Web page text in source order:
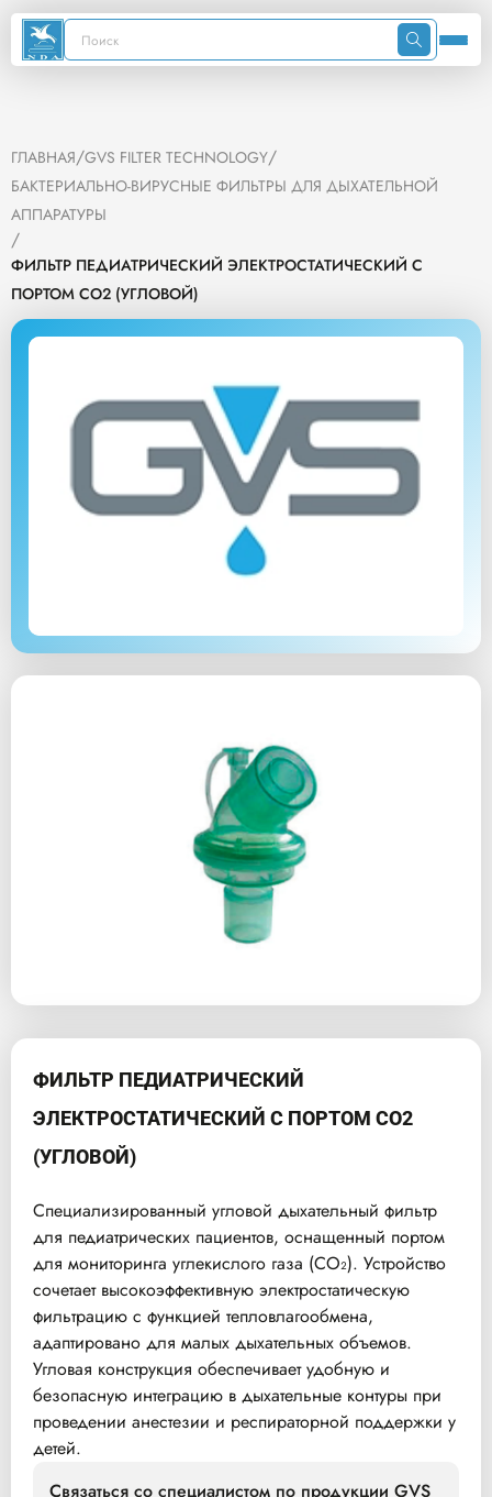
ГЛАВНАЯ/GVS FILTER TECHNOLOGY/
БАКТЕРИАЛЬНО-ВИРУСНЫЕ ФИЛЬТРЫ ДЛЯ ДЫХАТЕЛЬНОЙ
АППАРАТУРЫ
/
ФИЛЬТР ПЕДИАТРИЧЕСКИЙ ЭЛЕКТРОСТАТИЧЕСКИЙ С
ПОРТОМ CO2 (УГЛОВОЙ)
ФИЛЬТР ПЕДИАТРИЧЕСКИЙ
ЭЛЕКТРОСТАТИЧЕСКИЙ С ПОРТОМ CO2
(УГЛОВОЙ)
Специализированный угловой дыхательный фильтр
для педиатрических пациентов, оснащенный портом
для мониторинга углекислого газа (CO₂). Устройство
сочетает высокоэффективную электростатическую
фильтрацию с функцией тепловлагообмена,
адаптировано для малых дыхательных объемов.
Угловая конструкция обеспечивает удобную и
безопасную интеграцию в дыхательные контуры при
проведении анестезии и респираторной поддержки у
детей.
Связаться со специалистом по продукции GVS